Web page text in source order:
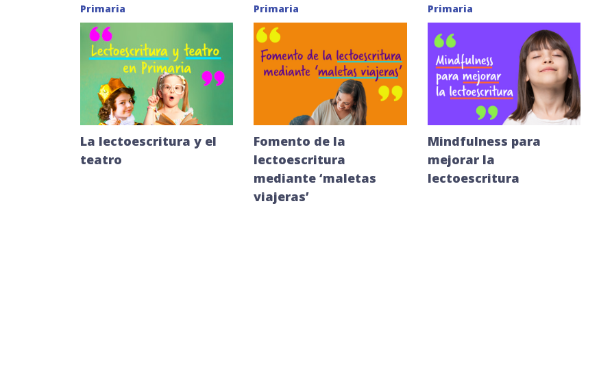
Primaria
La lectoescritura y el
teatro
Primaria
Fomento de la
lectoescritura
mediante ‘maletas
viajeras’
Primaria
Mindfulness para
mejorar la
lectoescritura